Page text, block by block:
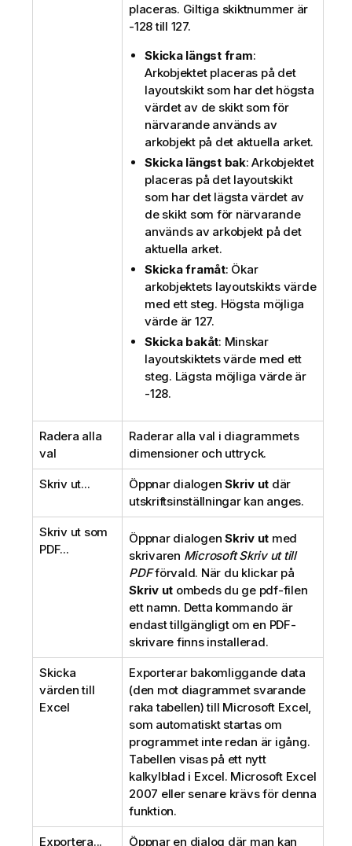
placeras. Giltiga skiktnummer är
-128 till 127.
Skicka längst fram:
Arkobjektet placeras på det
layoutskikt som har det högsta
värdet av de skikt som för
närvarande används av
arkobjekt på det aktuella arket.
Skicka längst bak: Arkobjektet
placeras på det layoutskikt
som har det lägsta värdet av
de skikt som för närvarande
används av arkobjekt på det
aktuella arket.
Skicka framåt: Ökar
arkobjektets layoutskikts värde
med ett steg. Högsta möjliga
värde är 127.
Skicka bakåt: Minskar
layoutskiktets värde med ett
steg. Lägsta möjliga värde är
-128.
Radera alla
val
Raderar alla val i diagrammets
dimensioner och uttryck.
Skriv ut... Öppnar dialogen Skriv ut där
utskriftsinställningar kan anges.
Skriv ut som
PDF...
Öppnar dialogen Skriv ut med
skrivaren Microsoft Skriv ut till
PDFförvald. När du klickar på
Skriv ut ombeds du ge pdf-filen
ett namn. Detta kommando är
endast tillgängligt om en PDF-
skrivare finns installerad.
Skicka
värden till
Excel
Exporterar bakomliggande data
(den mot diagrammet svarande
raka tabellen) till Microsoft Excel,
som automatiskt startas om
programmet inte redan är igång.
Tabellen visas på ett nytt
kalkylblad i Excel. Microsoft Excel
2007 eller senare krävs för denna
funktion.
Exportera... Öppnar en dialog där man kan